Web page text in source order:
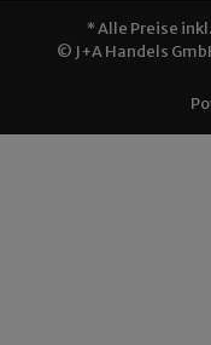
* Alle Preise
© J+A Handels